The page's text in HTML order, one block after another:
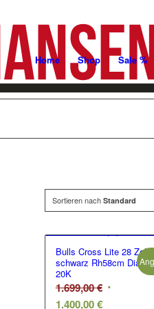
Home Shop Sale %
Sortieren nach Standard
Bulls Cross Lite 28 Zoll
schwarz Rh58cm Diam
20K
1.699,00€
1.400,00€Aktueller